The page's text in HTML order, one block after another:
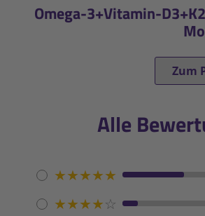
Omega-3+Vitamin-
Zum
Alle
★★★★★
★★★★☆